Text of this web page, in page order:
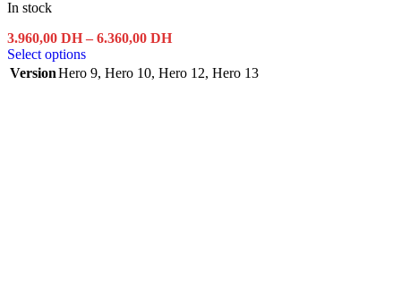
In stock
3.960,00 DH – 6.360,00 DHPrice
3.960,00 DH
Select optionsThis
product
VersionHero 9, Hero 10, Hero 12, Hero 13